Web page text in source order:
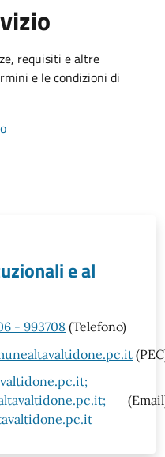
requisiti e altre
e le condizioni di
e al
- 993708 (Telefono)